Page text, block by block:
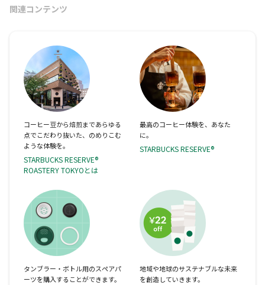
関連コンテンツ
コーヒー豆から焙煎まであらゆる
点でこだわり抜いた、のめりこむ
ような体験を。
STARBUCKS RESERVE®
ROASTERY TOKYOとは
最高のコーヒー体験を、あなた
に。
STARBUCKS RESERVE®
タンブラー・ボトル用のスペアパ
ーツを購入することができます。
地域や地球のサステナブルな未来
を創造していきます。